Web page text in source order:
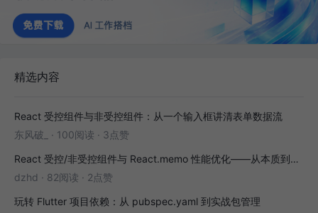
精选内容
React 受控组件与非受控组件：从一个输入框讲清表单数据流
东风破_
· 100阅读 · 3点赞
React 受控/非受控组件与 React.memo 性能优化——从本质到实战
dzhd · 82阅读 · 2点赞
玩转 Flutter 项目依赖：从 pubspec.yaml 到实战包管理